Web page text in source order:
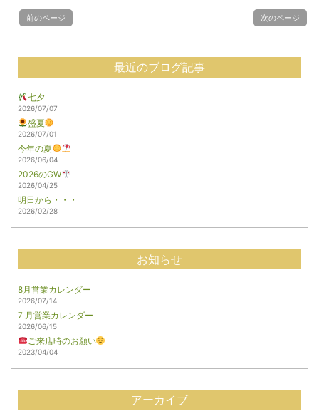
前のページ 次のページ
最近のブログ記事
七夕
2026/07/07
盛夏
2026/07/01
今年の夏
2026/06/04
2026のGW
2026/04/25
明日から・・・
2026/02/28
お知らせ
8月営業カレンダー
2026/07/14
7 月営業カレンダー
2026/06/15
ご来店時のお願い
2023/04/04
アーカイブ